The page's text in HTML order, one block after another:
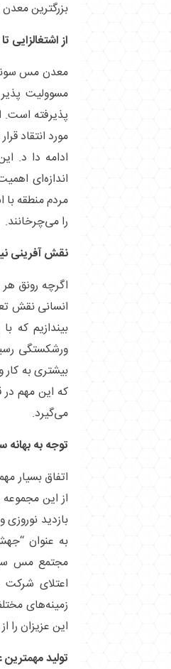
بزرگترین
از اشتغالزایی
معدن مس
مسوولیت
پذیرفته است.
مورد انتقاد
ادامه دا د.
اندازه‌ای
مردم منطقه
را می‌چرخانند.
نقش آفرینی
اگرچه رونق
انسانی نقش
بیندازیم که
ورشکستگی
بیشتری به کار
که این مهم
می‌گیرد.
توجه به بهانه
اتفاق بسیار
از این
بازدید
به عنوان
مجتمع مس
اعتلای
زمینه‌های
این عزیزان را
تولید